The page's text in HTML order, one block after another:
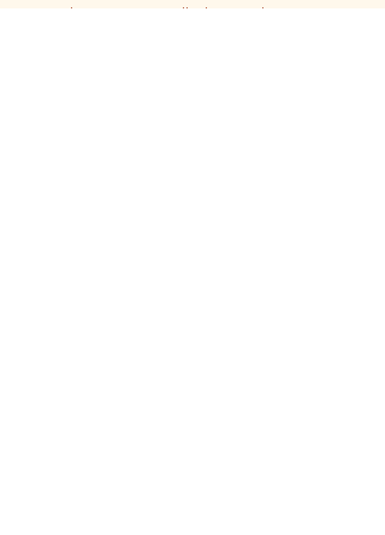
cela, ça s'appelle la VIE, le